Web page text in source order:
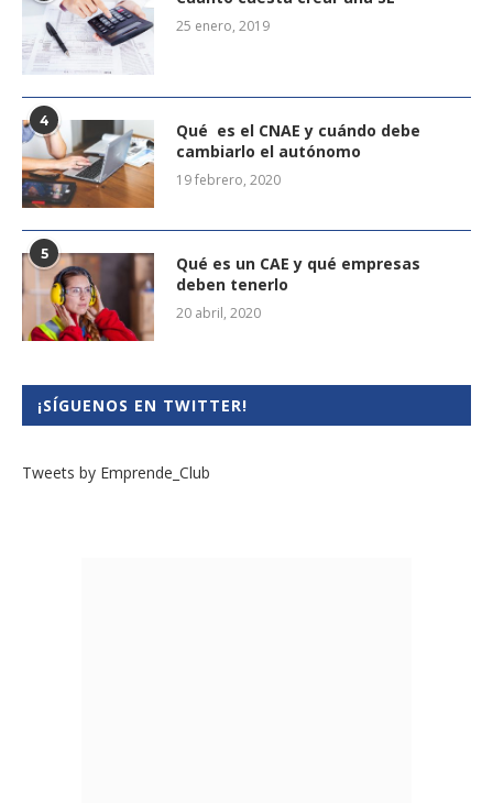
25 enero, 2019
4
Qué es el CNAE y cuándo debe
cambiarlo el autónomo
19 febrero, 2020
5
Qué es un CAE y qué empresas
deben tenerlo
20 abril, 2020
¡SÍGUENOS EN TWITTER!
Tweets by Emprende_Club